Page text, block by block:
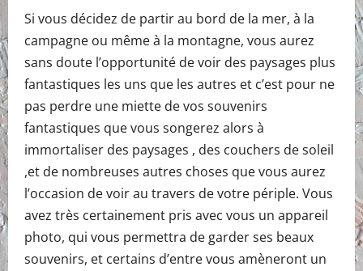
Si vous décidez de partir au bord de la mer, à la
campagne ou même à la montagne, vous aurez
sans doute l’opportunité de voir des paysages plus
fantastiques les uns que les autres et c’est pour ne
pas perdre une miette de vos souvenirs
fantastiques que vous songerez alors à
immortaliser des paysages , des couchers de soleil
,et de nombreuses autres choses que vous aurez
l’occasion de voir au travers de votre périple. Vous
avez très certainement pris avec vous un appareil
photo, qui vous permettra de garder ses beaux
souvenirs, et certains d’entre vous amèneront un